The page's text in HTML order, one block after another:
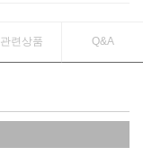
관련상품 Q&A